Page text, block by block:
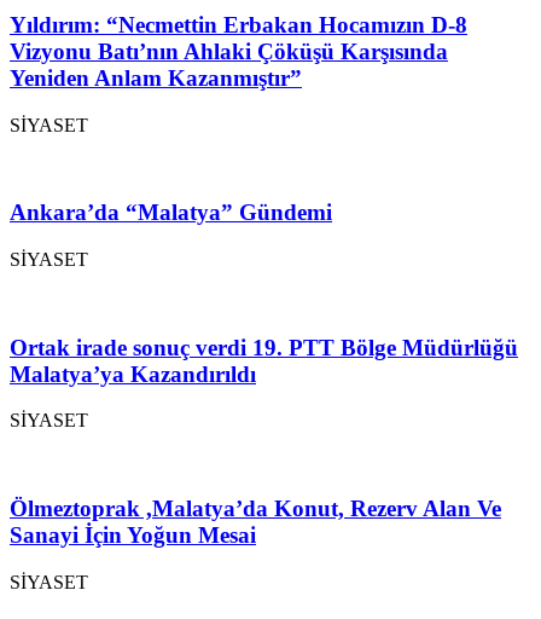
Yıldırım: “Necmettin Erbakan Hocamızın D-8
Vizyonu Batı’nın Ahlaki Çöküşü Karşısında
Yeniden Anlam Kazanmıştır”
SİYASET
Ankara’da “Malatya” Gündemi
SİYASET
Ortak irade sonuç verdi 19. PTT Bölge Müdürlüğü
Malatya’ya Kazandırıldı
SİYASET
Ölmeztoprak ,Malatya’da Konut, Rezerv Alan Ve
Sanayi İçin Yoğun Mesai
SİYASET